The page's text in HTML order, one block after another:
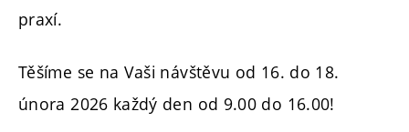
praxí.
Těšíme se na Vaši návštěvu od 16. do 18.
února 2026 každý den od 9.00 do 16.00!